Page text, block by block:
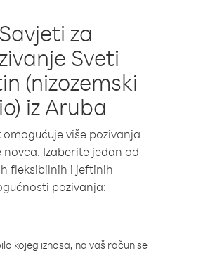
Savjeti za
Sveti
(nizozemski
iz Aruba
omogućuje više pozivanja
novca. Izaberite jedan od
fleksibilnih i jeftinih
pozivanja:
kojeg iznosa, na vaš račun se